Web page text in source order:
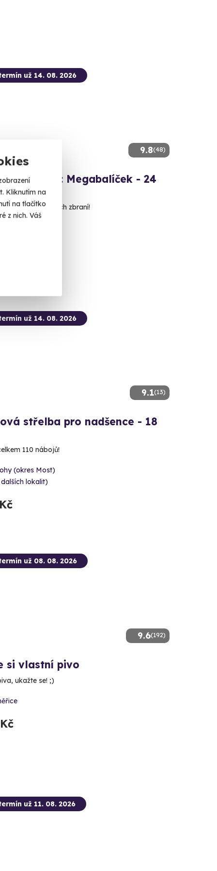
Kliknutím na
na tlačítko
z nich. Váš
9.8(48)
už 14. 08. 2026
střelba: Megabalíček - 24
z 24 různých zbraní!
9.1(13)
už 14. 08. 2026
střelba pro nadšence - 18
110 nábojů!
(okres Most)
lokalit)
9.6(192)
už 08. 08. 2026
si vlastní pivo
ukažte se! ;)
už 11. 08. 2026